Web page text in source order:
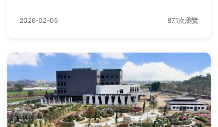
2026-02-05 871次瀏覽